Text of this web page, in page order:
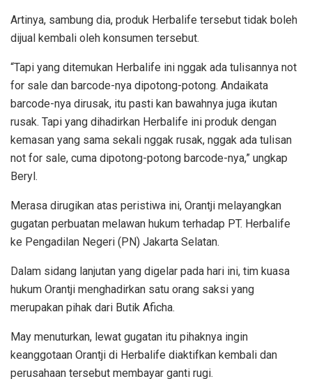
Artinya, sambung dia, produk Herbalife tersebut tidak boleh
dijual kembali oleh konsumen tersebut.
“Tapi yang ditemukan Herbalife ini nggak ada tulisannya not
for sale dan barcode-nya dipotong-potong. Andaikata
barcode-nya dirusak, itu pasti kan bawahnya juga ikutan
rusak. Tapi yang dihadirkan Herbalife ini produk dengan
kemasan yang sama sekali nggak rusak, nggak ada tulisan
not for sale, cuma dipotong-potong barcode-nya,” ungkap
Beryl.
Merasa dirugikan atas peristiwa ini, Orantji melayangkan
gugatan perbuatan melawan hukum terhadap PT. Herbalife
ke Pengadilan Negeri (PN) Jakarta Selatan.
Dalam sidang lanjutan yang digelar pada hari ini, tim kuasa
hukum Orantji menghadirkan satu orang saksi yang
merupakan pihak dari Butik Aficha.
May menuturkan, lewat gugatan itu pihaknya ingin
keanggotaan Orantji di Herbalife diaktifkan kembali dan
perusahaan tersebut membayar ganti rugi.